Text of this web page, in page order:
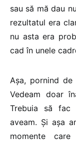
sau să mă dau
rezultatul era
nu asta era
cad în unele
Așa, pornind
Vedeam doar
Trebuia să
aveam. Și așa
momente